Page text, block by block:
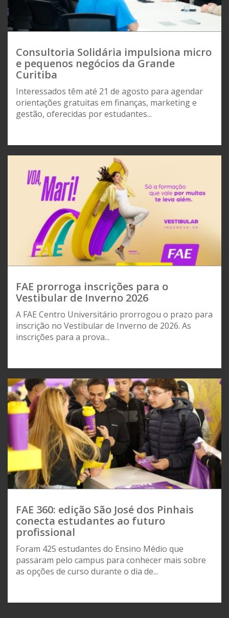
Consultoria Solidária impulsiona micro
e pequenos negócios da Grande
Curitiba
Interessados têm até 21 de agosto para agendar
orientações gratuitas em finanças, marketing e
gestão, oferecidas por estudantes...
FAE prorroga inscrições para o
Vestibular de Inverno 2026
A FAE Centro Universitário prorrogou o prazo para
inscrição no Vestibular de Inverno de 2026. As
inscrições para a prova...
FAE 360: edição São José dos Pinhais
conecta estudantes ao futuro
profissional
Foram 425 estudantes do Ensino Médio que
passaram pelo campus para conhecer mais sobre
as opções de curso durante o dia de...